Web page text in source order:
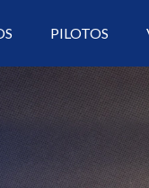
PILOTOS